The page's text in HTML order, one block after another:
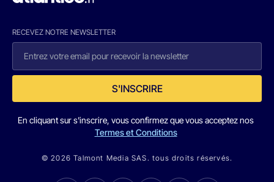
RECEVEZ NOTRE NEWSLETTER
S'INSCRIRE
En cliquant sur s'inscrire, vous confirmez que vous acceptez nos
Termes et Conditions
© 2026 Talmont Media SAS. tous droits réservés.